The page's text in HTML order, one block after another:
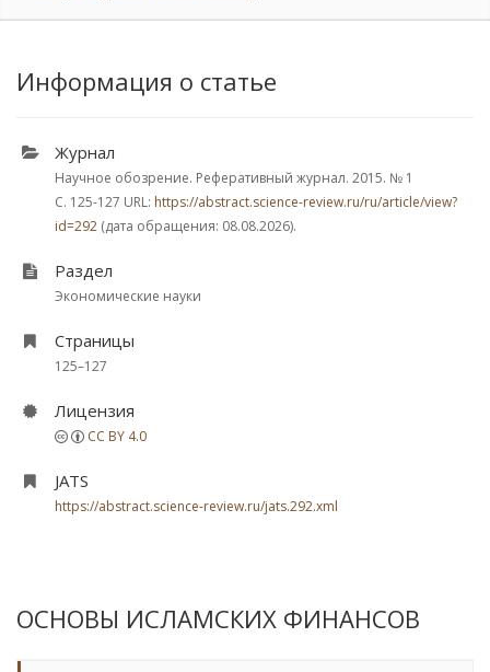
Информация о статье
Журнал
Научное обозрение. Реферативный журнал. 2015. № 1
С. 125-127 URL: https://abstract.science-review.ru/ru/article/view?
id=292 (дата обращения: 08.08.2026).
Раздел
Экономические науки
Страницы
125–127
Лицензия
CC BY 4.0
JATS
https://abstract.science-review.ru/jats.292.xml
ОСНОВЫ ИСЛАМСКИХ ФИНАНСОВ